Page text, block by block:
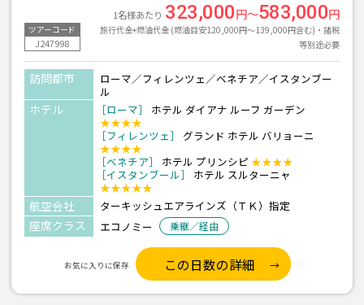
ツアーコード
J247998
1名様あたり 323,000円～583,000円
旅行代金+燃油代金 (燃油目安120,000円～139,000円含む)・諸税
等別途必要
訪問都市
ローマ／フィレンツェ／ベネチア／イスタンブー
ル
ホテル ［ローマ］
ホテル ダイアナ ルーフ ガーデン
★★★★
［フィレンツェ］
グランド ホテル バリョーニ
★★★★
［ベネチア］
ホテル プリンシピ ★★★★
［イスタンブール］
ホテル スルターニャ
★★★★★
航空会社 ターキッシュエアラインズ（ＴＫ）指定
座席クラス エコノミー 乗継／経由
お気に入りに保存 この日数の詳細